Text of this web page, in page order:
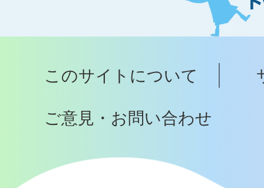
ト
ッ
へ
このサイトについて
ご意見・お問い合わせ